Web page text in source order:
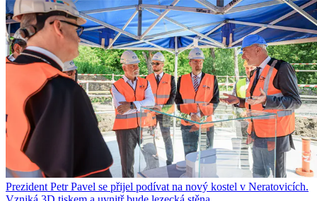
Prezident Petr Pavel se přijel podívat na nový kostel v Neratovicích.